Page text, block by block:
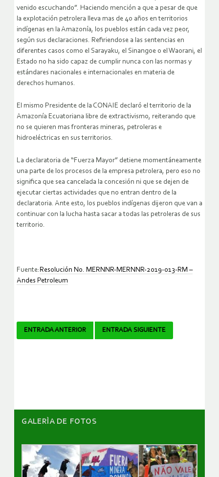
venido escuchando”. Haciendo mención a que a pesar de que
la explotación petrolera lleva mas de 40 años en territorios
indígenas en la Amazonía, los pueblos están cada vez peor,
según sus declaraciones. Refiriendose a las sentencias en
diferentes casos como el Sarayaku, el Sinangoe o el Waorani, el
Estado no ha sido capaz de cumplir nunca con las normas y
estándares nacionales e internacionales en materia de
derechos humanos.
El mismo Presidente de la CONAIE declaró el territorio de la
Amazonía Ecuatoriana libre de extractivismo, reiterando que
no se quieren mas fronteras mineras, petroleras e
hidroeléctricas en sus territorios.
La declaratoria de “Fuerza Mayor” detiene momentáneamente
una parte de los procesos de la empresa petrolera, pero eso no
significa que sea cancelada la concesión ni que se dejen de
ejecutar ciertas actividades que no entran dentro de la
declaratoria. Ante esto, los pueblos indígenas dijeron que van a
continuar con la lucha hasta sacar a todas las petroleras de sus
territorio.
Fuente: Resolución No. MERNNR-MERNNR-2019-013-RM –
Andes Petroleum
Navegador
ENTRADA ANTERIOR ENTRADA SIGUIENTE
GALERÌA DE FOTOS